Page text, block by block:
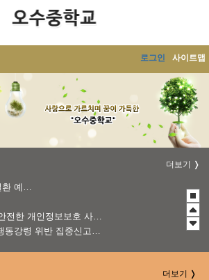
로그인 사이트맵
더보기
위반 집중신고기간 운영
개인정보보호 사례 공모전
수칙
더보기